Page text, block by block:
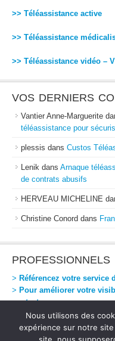
>> Téléassistance active
>> Téléassistance
>> Téléassistance vidéo –
VOS DERNIERS
Vantier Anne-Marguerite
téléassistance pour
plessis dans Custos
Lenik dans Arnaque
de contrats abusifs
HERVEAU MICHELINE
Christine Conord dans
PROFESSIONNELS
> Référencez votre service
> Pour améliorer votre
contactez-nous
Nous utilisons des
expérience sur notre